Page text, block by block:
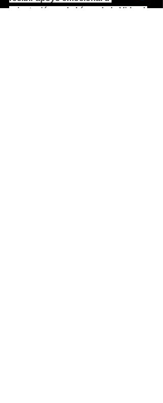
orientación en la Línea de la Vida al